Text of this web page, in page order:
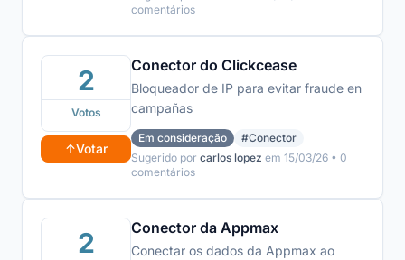
comentários
2
Votos
↑Votar
Conector do Clickcease
Bloqueador de IP para evitar fraude en
campañas
Em consideração
#Conector
Sugerido por carlos lopez em 15/03/26 • 0
comentários
2 Conector da Appmax
Conectar os dados da Appmax ao